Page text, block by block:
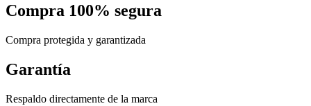
Compra 100% segura
Compra protegida y garantizada
Garantía
Respaldo directamente de la marca